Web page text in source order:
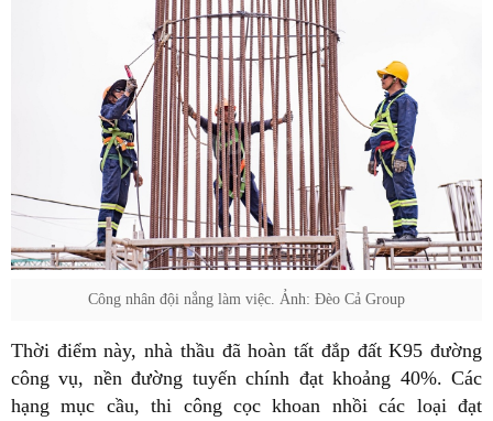
Công nhân đội nắng làm việc. Ảnh: Đèo Cả Group
Thời điểm này, nhà thầu đã hoàn tất đắp đất K95 đường
công vụ, nền đường tuyến chính đạt khoảng 40%. Các
hạng mục cầu, thi công cọc khoan nhồi các loại đạt